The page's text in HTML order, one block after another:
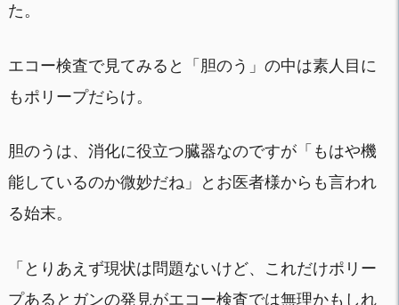
た。
エコー検査で見てみると「胆のう」の中は素人目に
もポリープだらけ。
胆のうは、消化に役立つ臓器なのですが「もはや機
能しているのか微妙だね」とお医者様からも言われ
る始末。
「とりあえず現状は問題ないけど、これだけポリー
プあるとガンの発見がエコー検査では無理かもしれ